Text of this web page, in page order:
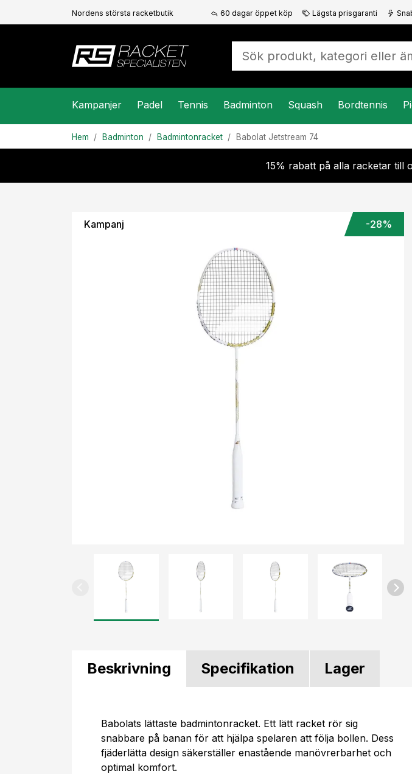
Nordens största racketbutik 60 dagar öppet köp Lägsta prisgaranti
Kampanjer Padel Tennis Badminton Squash Bordtennis
Hem Badminton Badmintonracket Babolat Jetstream 74
15% rabatt på alla racketar till
Kampanj -28%
Beskrivning Specifikation Lager
Babolats lättaste badmintonracket. Ett lätt racket rör sig
snabbare på banan för att hjälpa spelaren att följa bollen. Dess
fjäderlätta design säkerställer enastående manövrerbarhet och
optimal komfort.